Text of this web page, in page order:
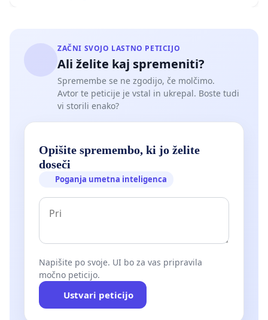
ZAČNI SVOJO LASTNO PETICIJO
Ali želite kaj spremeniti?
Spremembe se ne zgodijo, če molčimo.
Avtor te peticije je vstal in ukrepal. Boste tudi
vi storili enako?
Opišite spremembo, ki jo želite
doseči
Poganja umetna inteligenca
Napišite po svoje. UI bo za vas pripravila
močno peticijo.
Ustvari peticijo